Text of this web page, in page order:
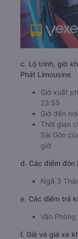
c. Lộ trình, giờ
Phát Limousine
Giờ xuất
23:55
Giờ đến
Thời gian
Sài Gòn
giờ
d. Các điểm đón
Ngã 3
e. Các điểm trả
Văn
f. Giá vé giá xe